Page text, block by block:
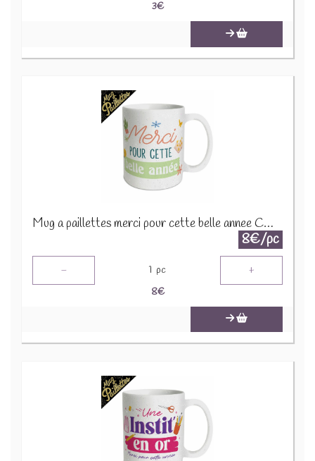
3€
Mug a paillettes merci pour cette belle annee CD9132B
8€/pc
- 1 pc +
8€